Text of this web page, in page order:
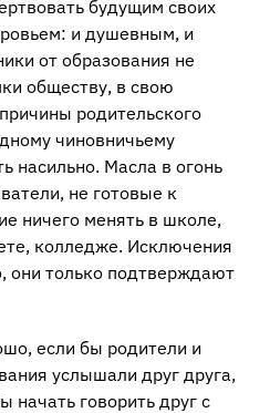
будущим своих
и душевным, и
от образования не
обществу, в свою
родительского
чиновничьему
насильно. Масла в огонь
не готовые к
ничего менять в школе,
колледже. Исключения
они только подтверждают
если бы родители и
услышали друг друга,
начать говорить друг с